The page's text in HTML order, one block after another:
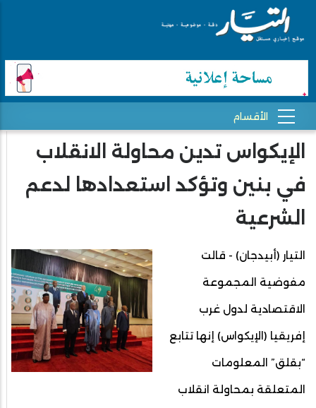
الإيكواس تدين محاولة الانقلاب
في بنين وتؤكد استعدادها لدعم
الشرعية
التيار (أبيدجان) - قالت
مفوضية المجموعة
الاقتصادية لدول غرب
إفريقيا (الإيكواس) إنها تتابع
“بقلق” المعلومات
المتعلقة بمحاولة انقلاب